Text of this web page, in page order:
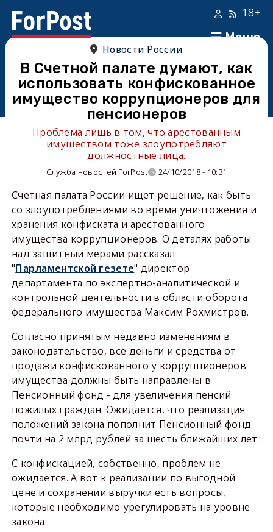
Меню
18+
Новости России
В Счетной палате думают, как
использовать конфискованное
имущество коррупционеров для
пенсионеров
Проблема лишь в том, что арестованным
имуществом тоже злоупотребляют
должностные лица.
Служба новостей ForPost 24/10/2018 - 10:31
Счетная палата России ищет решение, как быть
со злоупотреблениями во время уничтожения и
хранения конфиската и арестованного
имущества коррупционеров. О деталях работы
над защитныи мерами рассказал
"Парламентской гезете" директор
департамента по экспертно-аналитической и
контрольной деятельности в области оборота
федерального имущества Максим Рохмистров.
Согласно принятым недавно изменениям в
законодательство, все деньги и средства от
продажи конфискованного у коррупционеров
имущества должны быть направлены в
Пенсионный фонд - для увеличения пенсий
пожилых граждан. Ожидается, что реализация
положений закона пополнит Пенсионный фонд
почти на 2 млрд рублей за шесть ближайших лет.
С конфискацией, собственно, проблем не
ожидается. А вот к реализации по выгодной
цене и сохранении выручки есть вопросы,
которые необходимо урегулировать на уровне
закона.